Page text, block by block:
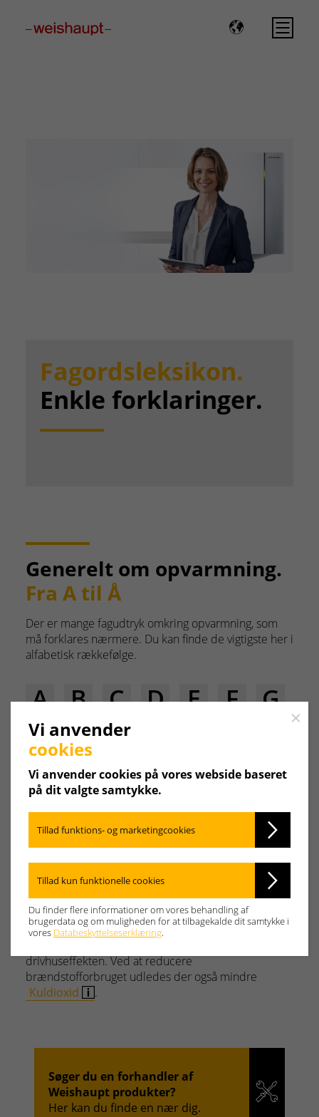
Fagordsleksikon.
Enkle forklaringer.
Generelt om opvarmning.
Fra A til Å
Der er mange fagudtryk omkring opvarmning, som
må forklares nærmere. Du kan finde de vigtigste her i
alfabetisk rækkefølge.
A B C D E F
G
H
I J
O
P Q R S T
U
V
W X Y Z
CO2
En gas, som opstår ved forbrænding af kulstofholdige
stoffer. I takt med at mængden af Kuldioxid
atmosfæren stiger, opstår der klimaforandringer.
drivhuseffekten. Ved at reducere
brændstofforbruget udledes der også mindre
Kuldioxid
.
Søger du en forhandler af
Weishaupt produkter?
Her kan du finde en nær dig.
Close
Vi anvender
cookies
Vi anvender cookies på vores webside baseret
på dit valgte samtykke.
Tillad funktions- og marketingcookies
Tillad kun funktionelle cookies
Du finder flere informationer om vores behandling af
brugerdata og om muligheden for at tilbagekalde dit samtykke i
vores Databeskyttelseserklæring.